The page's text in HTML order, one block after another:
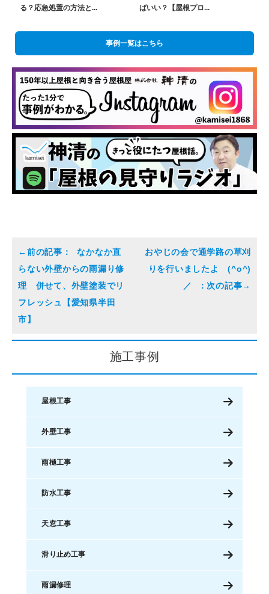
る？応急処置の方法と...
ばいい？【屋根プロ...
事例一覧はこちら
なかなか直
らない外壁からの雨漏り修
理 併せて、外壁塗装でリ
フレッシュ【愛知県半田
市】
おやじの会で通学路の草刈
りを行いましたよ (^o^)
／
施工事例
屋根工事
外壁工事
雨樋工事
防水工事
天窓工事
滑り止め工事
雨漏修理